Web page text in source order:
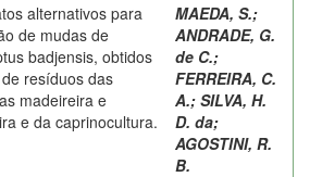
alternativos para
de mudas de
badjensis, obtidos
resíduos das
madeireira e
e da caprinocultura.
MAEDA, S.;
ANDRADE, G.
de C.;
FERREIRA, C.
A.; SILVA, H.
D. da;
AGOSTINI, R.
B.